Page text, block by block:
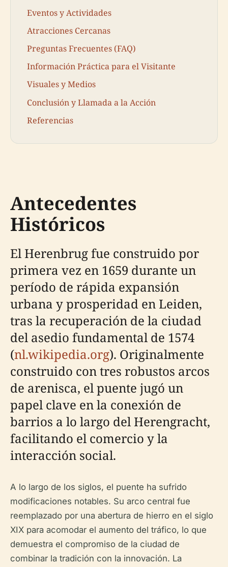
Eventos y Actividades
Atracciones Cercanas
Preguntas Frecuentes (FAQ)
Información Práctica para el Visitante
Visuales y Medios
Conclusión y Llamada a la Acción
Referencias
Antecedentes
Históricos
El Herenbrug fue construido por
primera vez en 1659 durante un
período de rápida expansión
urbana y prosperidad en Leiden,
tras la recuperación de la ciudad
del asedio fundamental de 1574
(nl.wikipedia.org). Originalmente
construido con tres robustos arcos
de arenisca, el puente jugó un
papel clave en la conexión de
barrios a lo largo del Herengracht,
facilitando el comercio y la
interacción social.
A lo largo de los siglos, el puente ha sufrido
modificaciones notables. Su arco central fue
reemplazado por una abertura de hierro en el siglo
XIX para acomodar el aumento del tráfico, lo que
demuestra el compromiso de la ciudad de
combinar la tradición con la innovación. La